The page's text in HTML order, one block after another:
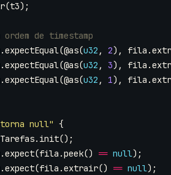
(t3);
.expectEqual(@as(u32 , 2), fila .
.expectEqual(@as(u32 , 3), fila .
.expectEqual(@as(u32 , 1), fila .
null" {
. init();
.expect(fila .peek() == null);
.expect(fila .extrair() == null);